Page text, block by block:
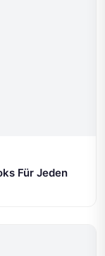
Für Jeden